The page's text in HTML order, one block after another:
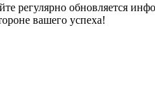
регулярно обновляется
вашего успеха!